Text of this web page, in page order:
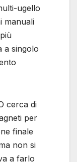
ugello
manuali
a singolo
cerca di
per
finale
non si
a farlo